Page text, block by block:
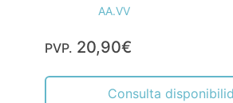
AA.VV
PVP. 20,90€
Consulta